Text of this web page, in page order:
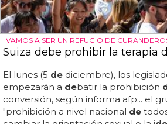
"VAMOS A SER UN REFUGIO DE
Suiza debe prohibir la terapia
El lunes (5 de diciembre), los
empezarán a debatir la prohibición
conversión, según informa afp... el
"prohibición a nivel nacional de